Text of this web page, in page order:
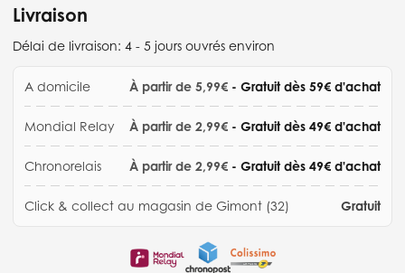
Livraison
Délai de livraison: 4 - 5 jours ouvrés environ
A domicile À partir de 5,99€ - Gratuit dès 59€ d'achat
Mondial Relay À partir de 2,99€ - Gratuit dès 49€ d'achat
Chronorelais À partir de 2,99€ - Gratuit dès 49€ d'achat
Click & collect au magasin de Gimont (32) Gratuit